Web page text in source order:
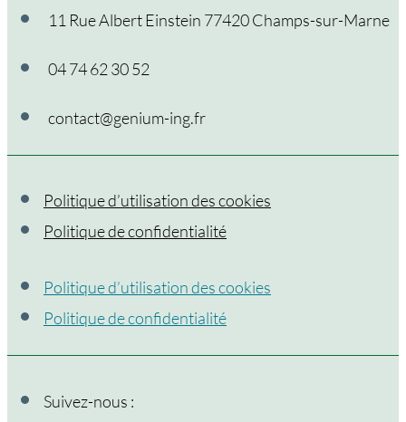
11 Rue Albert Einstein 77420 Champs-sur-Marne
04 74 62 30 52
contact@genium-ing.fr
Politique d’utilisation des cookies
Politique de confidentialité
Politique d’utilisation des cookies
Politique de confidentialité
Suivez-nous :